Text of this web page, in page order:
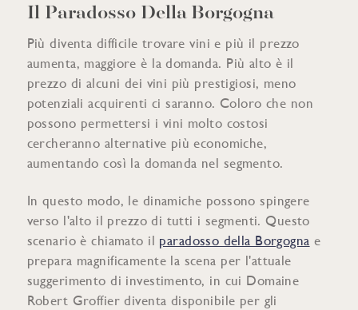
Il Paradosso Della Borgogna
Più diventa difficile trovare vini e più il prezzo
aumenta, maggiore è la domanda. Più alto è il
prezzo di alcuni dei vini più prestigiosi, meno
potenziali acquirenti ci saranno. Coloro che non
possono permettersi i vini molto costosi
cercheranno alternative più economiche,
aumentando così la domanda nel segmento.
In questo modo, le dinamiche possono spingere
verso l'alto il prezzo di tutti i segmenti. Questo
scenario è chiamato il paradosso della Borgogna e
prepara magnificamente la scena per l'attuale
suggerimento di investimento, in cui Domaine
Robert Groffier diventa disponibile per gli